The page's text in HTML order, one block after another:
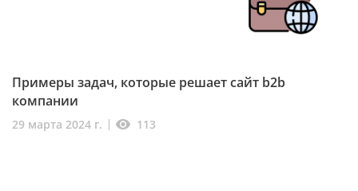
Примеры задач, которые решает сайт b2b
компании
29 марта 2024 г. 113